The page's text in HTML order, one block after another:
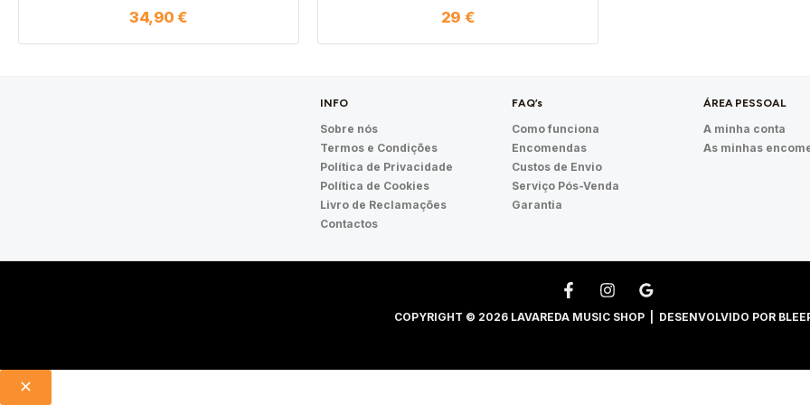
34,90€ 29 €
INFO
Sobre nós
Termos e Condições
Política de Privacidade
Política de Cookies
Livro de Reclamações
Contactos
FAQ’s
Como funciona
Encomendas
Custos de Envio
Serviço Pós-Venda
Garantia
ÁREA PESSOAL
A minha conta
As minhas
COPYRIGHT © 2026 LAVAREDA MUSIC SHOP | DESENVOLVIDO POR